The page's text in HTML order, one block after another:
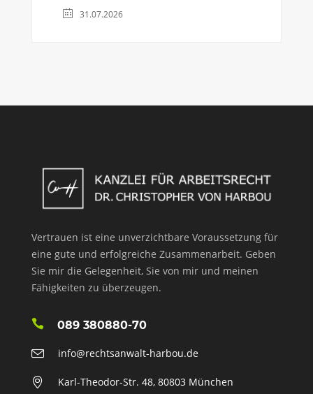
31.07.2026
Vertrauen ist eine unverzichtbare Voraussetzung für
eine gute und erfolgreiche Zusammenarbeit. Geben
Sie mir die Gelegenheit, Sie von mir und meinen
Fähigkeiten zu überzeugen.
089 380880-70
info@rechtsanwalt-harbou.de
Karl-Theodor-Str. 48, 80803 München